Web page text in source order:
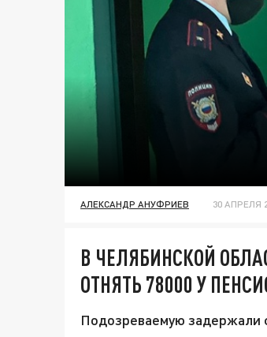
АЛЕКСАНДР АНУФРИЕВ 30 АПРЕЛЯ
В ЧЕЛЯБИНСКОЙ
ОТНЯТЬ 78000 У
Подозреваемую задержали